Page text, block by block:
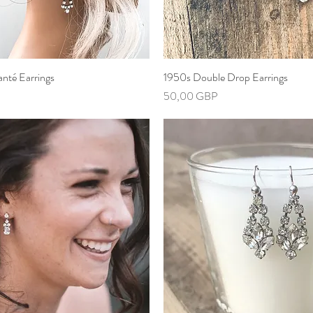
Vista rápida
Earrings
Vista rápida
1950s Double Drop Earrings
Precio
50,00 GBP